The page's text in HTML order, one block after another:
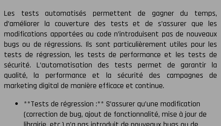
Les tests automatisés permettent de gagner du temps,
d’améliorer la couverture des tests et de s’assurer que les
modifications apportées au code n’introduisent pas de nouveaux
bugs ou de régressions. Ils sont particulièrement utiles pour les
tests de régression, les tests de performance et les tests de
sécurité. L’automatisation des tests permet de garantir la
qualité, la performance et la sécurité des campagnes de
marketing digital de manière efficace et continue.
**Tests de régression :** S’assurer qu’une modification
(correction de bug, ajout de fonctionnalité, mise à jour de